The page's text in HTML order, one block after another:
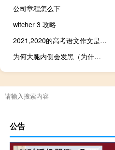
公司章程怎么下
witcher 3 攻略
2021,2020的高考语文作文是什么题目 2020年全国一卷语文
为何大腿内侧会发黑（为什么大腿内侧发黑）
公告